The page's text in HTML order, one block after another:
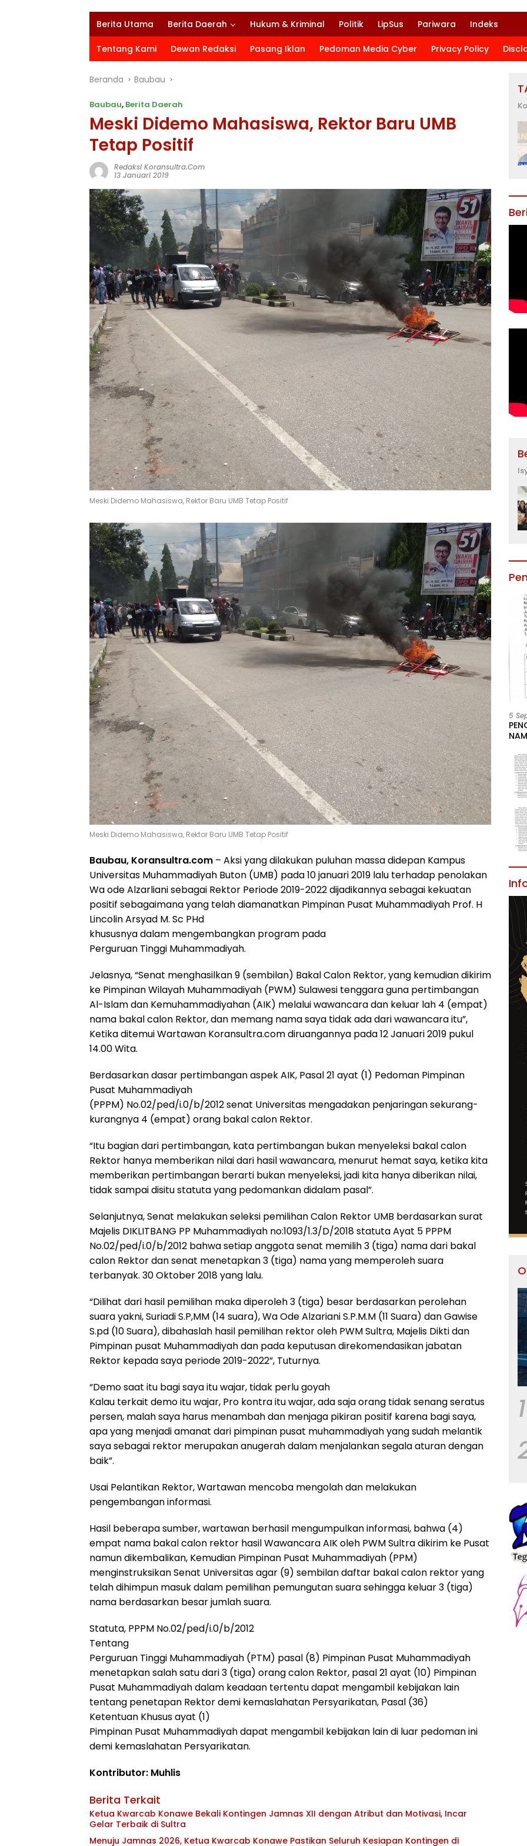
Berita Utama Berita Daerah Hukum & Kriminal Politik LipSus Pariwara Indeks
Tentang Kami Dewan Redaksi Pasang Iklan Pedoman Media Cyber Privacy Policy
Beranda Baubau
Baubau, Berita Daerah
Meski Didemo Mahasiswa, Rektor Baru UMB
Tetap Positif
Redaksi Koransultra.com
13 Januari 2019
Meski Didemo Mahasiswa, Rektor Baru UMB Tetap Positif
Meski Didemo Mahasiswa, Rektor Baru UMB Tetap Positif
Baubau, Koransultra.com – Aksi yang dilakukan puluhan massa didepan Kampus
Universitas Muhammadiyah Buton (UMB) pada 10 januari 2019 lalu terhadap penolakan
Wa ode Alzarliani sebagai Rektor Periode 2019-2022 dijadikannya sebagai kekuatan
positif sebagaimana yang telah diamanatkan Pimpinan Pusat Muhammadiyah Prof. H
Lincolin Arsyad M. Sc PHd
khususnya dalam mengembangkan program pada
Perguruan Tinggi Muhammadiyah.
Jelasnya, “Senat menghasilkan 9 (sembilan) Bakal Calon Rektor, yang kemudian dikirim
ke Pimpinan Wilayah Muhammadiyah (PWM) Sulawesi tenggara guna pertimbangan
Al-Islam dan Kemuhammadiyahan (AIK) melalui wawancara dan keluar lah 4 (empat)
nama bakal calon Rektor, dan memang nama saya tidak ada dari wawancara itu”,
Ketika ditemui Wartawan Koransultra.com diruangannya pada 12 Januari 2019 pukul
14.00 Wita.
Berdasarkan dasar pertimbangan aspek AIK, Pasal 21 ayat (1) Pedoman Pimpinan
Pusat Muhammadiyah
(PPPM) No.02/ped/i.0/b/2012 senat Universitas mengadakan penjaringan sekurang-
kurangnya 4 (empat) orang bakal calon Rektor.
“Itu bagian dari pertimbangan, kata pertimbangan bukan menyeleksi bakal calon
Rektor hanya memberikan nilai dari hasil wawancara, menurut hemat saya, ketika kita
memberikan pertimbangan berarti bukan menyeleksi, jadi kita hanya diberikan nilai,
tidak sampai disitu statuta yang pedomankan didalam pasal”.
Selanjutnya, Senat melakukan seleksi pemilihan Calon Rektor UMB berdasarkan surat
Majelis DIKLITBANG PP Muhammadiyah no:1093/1.3/D/2018 statuta Ayat 5 PPPM
No.02/ped/i.0/b/2012 bahwa setiap anggota senat memilih 3 (tiga) nama dari bakal
calon Rektor dan senat menetapkan 3 (tiga) nama yang memperoleh suara
terbanyak. 30 Oktober 2018 yang lalu.
“Dilihat dari hasil pemilihan maka diperoleh 3 (tiga) besar berdasarkan perolehan
suara yakni, Suriadi S.P,MM (14 suara), Wa Ode Alzariani S.P.M.M (11 Suara) dan Gawise
S.pd (10 Suara), dibahaslah hasil pemilihan rektor oleh PWM Sultra, Majelis Dikti dan
Pimpinan pusat Muhammadiyah dan pada keputusan direkomendasikan jabatan
Rektor kepada saya periode 2019-2022”, Tuturnya.
“Demo saat itu bagi saya itu wajar, tidak perlu goyah
Kalau terkait demo itu wajar, Pro kontra itu wajar, ada saja orang tidak senang seratus
persen, malah saya harus menambah dan menjaga pikiran positif karena bagi saya,
apa yang menjadi amanat dari pimpinan pusat muhammadiyah yang sudah melantik
saya sebagai rektor merupakan anugerah dalam menjalankan segala aturan dengan
baik”.
Usai Pelantikan Rektor, Wartawan mencoba mengolah dan melakukan
pengembangan informasi.
Hasil beberapa sumber, wartawan berhasil mengumpulkan informasi, bahwa (4)
empat nama bakal calon rektor hasil Wawancara AIK oleh PWM Sultra dikirim ke Pusat
namun dikembalikan, Kemudian Pimpinan Pusat Muhammadiyah (PPM)
menginstruksikan Senat Universitas agar (9) sembilan daftar bakal calon rektor yang
telah dihimpun masuk dalam pemilihan pemungutan suara sehingga keluar 3 (tiga)
nama berdasarkan besar jumlah suara.
Statuta, PPPM No.02/ped/i.0/b/2012
Tentang
Perguruan Tinggi Muhammadiyah (PTM) pasal (8) Pimpinan Pusat Muhammadiyah
menetapkan salah satu dari 3 (tiga) orang calon Rektor, pasal 21 ayat (10) Pimpinan
Pusat Muhammadiyah dalam keadaan tertentu dapat mengambil kebijakan lain
tentang penetapan Rektor demi kemaslahatan Persyarikatan, Pasal (36)
Ketentuan Khusus ayat (1)
Pimpinan Pusat Muhammadiyah dapat mengambil kebijakan lain di luar pedoman ini
demi kemaslahatan Persyarikatan.
Kontributor: Muhlis
Berita Terkait
Ketua Kwarcab Konawe Bekali Kontingen Jamnas XII dengan Atribut dan Motivasi, Incar
Gelar Terbaik di Sultra
Menuju Jamnas 2026, Ketua Kwarcab Konawe Pastikan Seluruh Kesiapan Kontingen di
5
1